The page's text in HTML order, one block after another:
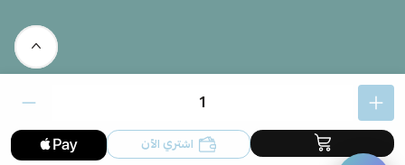
اشتري الآن